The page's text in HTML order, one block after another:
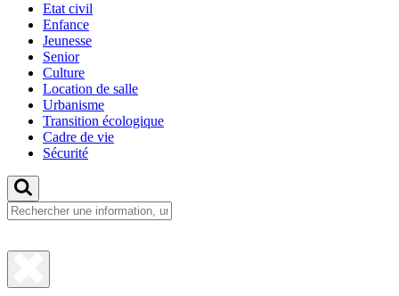
Etat civil
Enfance
Jeunesse
Senior
Culture
Location de salle
Urbanisme
Transition écologique
Cadre de vie
Sécurité
Fermer